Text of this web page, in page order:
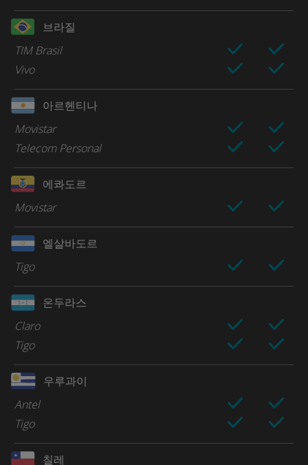
브라질
TIM Brasil
Vivo
아르헨티나
Movistar
Telecom Personal
에콰도르
Movistar
엘살바도르
Tigo
온두라스
Claro
Tigo
우루과이
Antel
Tigo
칠레